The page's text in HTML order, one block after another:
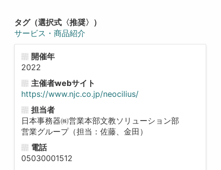
タグ（選択式〈推奨〉）
サービス・商品紹介
開催年
2022
主催者webサイト
https://www.njc.co.jp/neocilius/
担当者
日本事務器㈱営業本部文教ソリューション部
営業グループ（担当：佐藤、金田）
電話
05030001512